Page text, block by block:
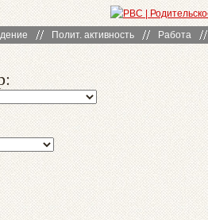
Полит. активность Работа